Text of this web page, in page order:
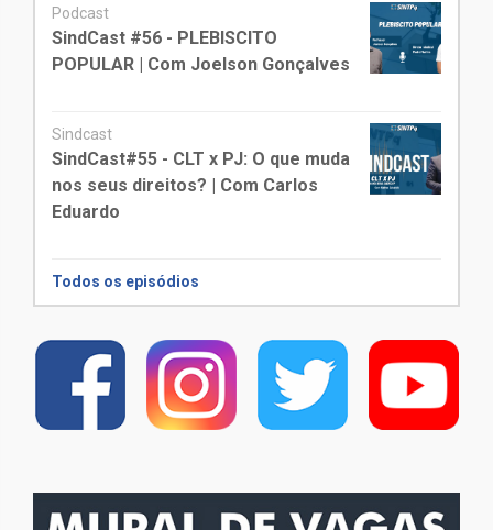
Podcast
SindCast #56 - PLEBISCITO
POPULAR | Com Joelson Gonçalves
Sindcast
SindCast#55 - CLT x PJ: O que muda
nos seus direitos? | Com Carlos
Eduardo
Todos os episódios